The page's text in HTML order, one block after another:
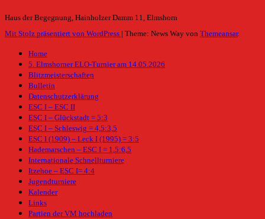
Haus der Begegnung, Hainholzer Damm 11, Elmshorn
Mit Stolz präsentiert von WordPress
Theme: News Way von Themeansar.
Home
5. Elmshorner ELO-Turnier am 14.05.2026
Blitzmeisterschaften
Bulletin
Datenschutzerklärung
ESC I – ESC II
ESC I – Glückstadt = 5:3
ESC I – Schleswig = 4,5:3,5
ESC I (1909) – Leck I (1995) = 3:5
Hademarschen – ESC I = 1,5:6,5
Internationale Schnellturniere
Itzehoe – ESC I= 4:4
Jugendturniere
Kalender
Links
Partien der VM hochladen